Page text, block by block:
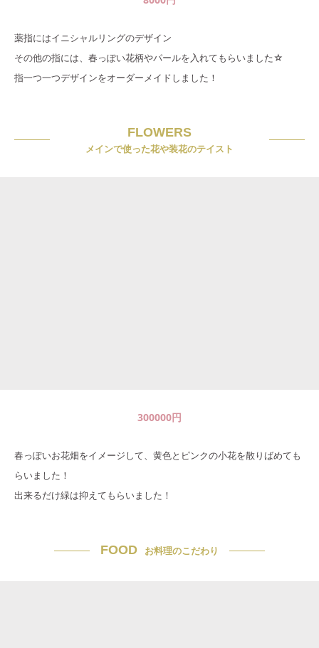
薬指にはイニシャルリングのデザイン
その他の指には、春っぽい花柄やパールを入れてもらいました☆
指一つ一つデザインをオーダーメイドしました！
FLOWERS
メインで使った花や装花のテイスト
300000円
春っぽいお花畑をイメージして、黄色とピンクの小花を散りばめても
らいました！
出来るだけ緑は抑えてもらいました！
FOOD お料理のこだわり